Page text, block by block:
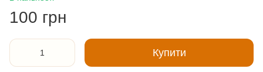
100 грн
Купити